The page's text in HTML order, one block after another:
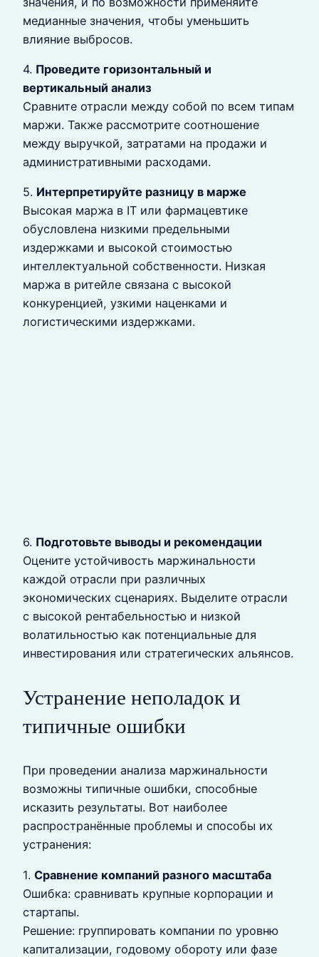
медианные значения, чтобы уменьшить
влияние выбросов.
4. Проведите горизонтальный и
вертикальный анализ
Сравните отрасли между собой по всем типам
маржи. Также рассмотрите соотношение
между выручкой, затратами на продажи и
административными расходами.
5. Интерпретируйте разницу в марже
Высокая маржа в IT или фармацевтике
обусловлена низкими предельными
издержками и высокой стоимостью
интеллектуальной собственности. Низкая
маржа в ритейле связана с высокой
конкуренцией, узкими наценками и
логистическими издержками.
6. Подготовьте выводы и рекомендации
Оцените устойчивость маржинальности
каждой отрасли при различных
экономических сценариях. Выделите отрасли
с высокой рентабельностью и низкой
волатильностью как потенциальные для
инвестирования или стратегических альянсов.
Устранение неполадок и
типичные ошибки
При проведении анализа маржинальности
возможны типичные ошибки, способные
исказить результаты. Вот наиболее
распространённые проблемы и способы их
устранения:
1. Сравнение компаний разного масштаба
Ошибка: сравнивать крупные корпорации и
стартапы.
Решение: группировать компании по уровню
капитализации, годовому обороту или фазе